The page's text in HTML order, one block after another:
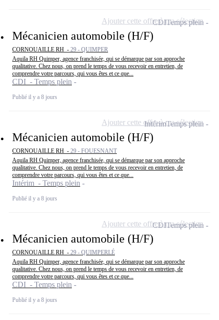
Mécanicien automobile (H/F)
CORNOUAILLE RH - 29 - QUIMPER
Aquila RH Quimper, agence franchisée, qui se démarque par son approche
qualitative. Chez nous, on prend le temps de vous recevoir en entretien, de
comprendre votre parcours, qui vous êtes et ce que...
CDI - Temps plein
Publié il y a 8 jours
CDITemps plein
Ajouter cette offre à ma sélection
Mécanicien automobile (H/F)
CORNOUAILLE RH - 29 - FOUESNANT
Aquila RH Quimper, agence franchisée, qui se démarque par son approche
qualitative. Chez nous, on prend le temps de vous recevoir en entretien, de
comprendre votre parcours, qui vous êtes et ce que...
Intérim - Temps plein
Publié il y a 8 jours
IntérimTemps plein
Ajouter cette offre à ma sélection
Mécanicien automobile (H/F)
CORNOUAILLE RH - 29 - QUIMPERLÉ
Aquila RH Quimper, agence franchisée, qui se démarque par son approche
qualitative. Chez nous, on prend le temps de vous recevoir en entretien, de
comprendre votre parcours, qui vous êtes et ce que...
CDI - Temps plein
Publié il y a 8 jours
CDITemps plein
Ajouter cette offre à ma sélection